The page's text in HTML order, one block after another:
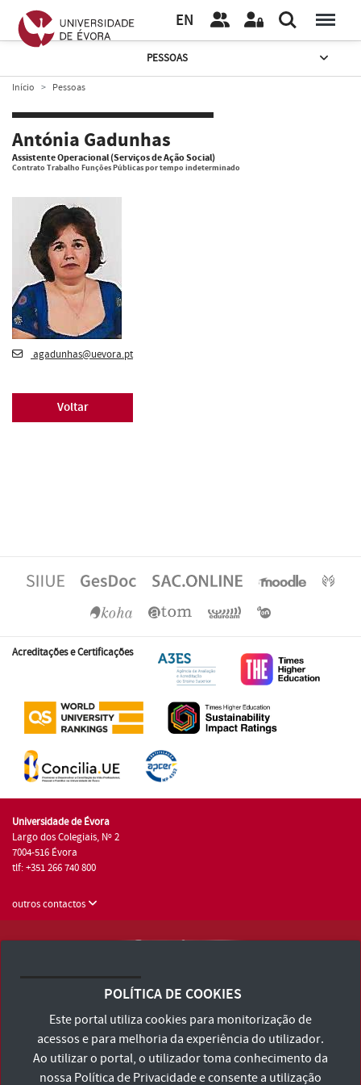
EN
PESSOAS
Início Pessoas
Antónia Gadunhas
Assistente Operacional (Serviços de Ação Social)
Contrato Trabalho Funções Públicas por tempo indeterminado
agadunhas@uevora.pt
Voltar
Acreditações e Certificações
Universidade de Évora
Largo dos Colegiais, Nº 2
7004-516 Évora
tlf: +351 266 740 800
outros contactos
Consulte os Termos e Condições e Política de Privacidade
Declaração de Acessibilidade
POLÍTICA DE COOKIES
Este portal utiliza cookies para monitorização de
acessos e para melhoria da experiência do utilizador.
Ao utilizar o portal, o utilizador toma conhecimento da
nossa Política de Privacidadee consente a utilização